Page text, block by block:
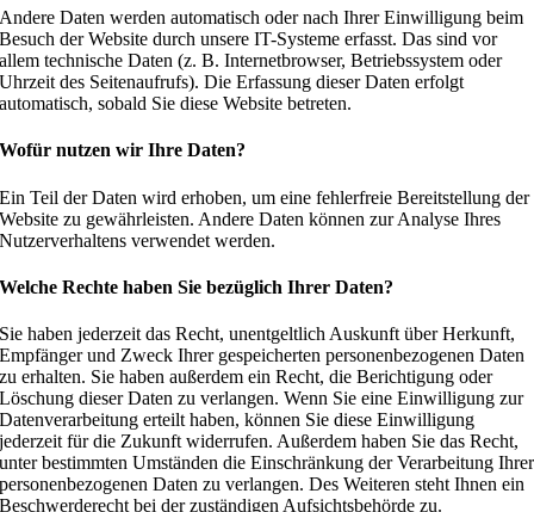
Andere Daten werden automatisch oder nach Ihrer Einwilligung beim
Besuch der Website durch unsere IT-Systeme erfasst. Das sind vor
allem technische Daten (z. B. Internetbrowser, Betriebssystem oder
Uhrzeit des Seitenaufrufs). Die Erfassung dieser Daten erfolgt
automatisch, sobald Sie diese Website betreten.
Wofür nutzen wir Ihre Daten?
Ein Teil der Daten wird erhoben, um eine fehlerfreie Bereitstellung der
Website zu gewährleisten. Andere Daten können zur Analyse Ihres
Nutzerverhaltens verwendet werden.
Welche Rechte haben Sie bezüglich Ihrer Daten?
Sie haben jederzeit das Recht, unentgeltlich Auskunft über Herkunft,
Empfänger und Zweck Ihrer gespeicherten personenbezogenen Daten
zu erhalten. Sie haben außerdem ein Recht, die Berichtigung oder
Löschung dieser Daten zu verlangen. Wenn Sie eine Einwilligung zur
Datenverarbeitung erteilt haben, können Sie diese Einwilligung
jederzeit für die Zukunft widerrufen. Außerdem haben Sie das Recht,
unter bestimmten Umständen die Einschränkung der Verarbeitung Ihrer
personenbezogenen Daten zu verlangen. Des Weiteren steht Ihnen ein
Beschwerderecht bei der zuständigen Aufsichtsbehörde zu.